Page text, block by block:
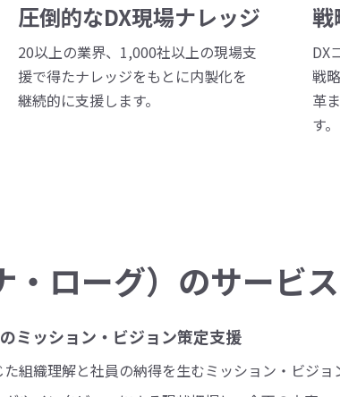
圧倒的なDX現場ナレッジ
20以上の業界、1,000社以上の現場支
援で得たナレッジをもとに内製化を
継続的に支援します。
戦
DX
戦
革
す。
ローグ）のサービ
ミッション・ビジョン策定支援
た組織理解と社員の納得を生むミッション・ビジョ